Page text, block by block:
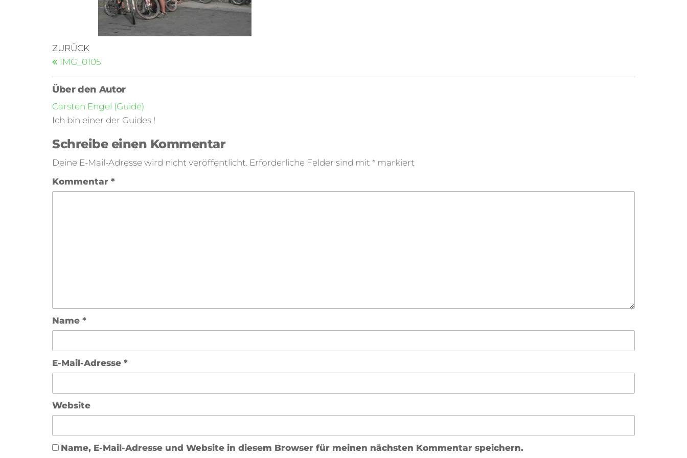
ZURÜCK
IMG_0105
Über den Autor
Carsten Engel (Guide)
Ich bin einer der Guides !
Schreibe einen Kommentar
Deine E-Mail-Adresse wird nicht veröffentlicht. Erforderliche Felder sind mit * markiert
Kommentar *
Name *
E-Mail-Adresse *
Website
Name, E-Mail-Adresse und Website in diesem Browser für meinen nächsten Kommentar speichern.